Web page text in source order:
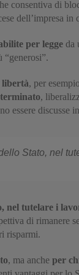
consentiva di
dell’impresa
per legge da
libertà, per
,
essere
Stato, nel
nel tutelare i
di
risparmi.
, ma anche per